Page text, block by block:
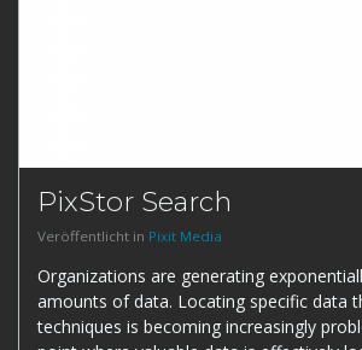
PixStor Search
Veröffentlicht in Pixit Media
Organizations are generating
amounts of data. Locating specific data
techniques is becoming increasingly